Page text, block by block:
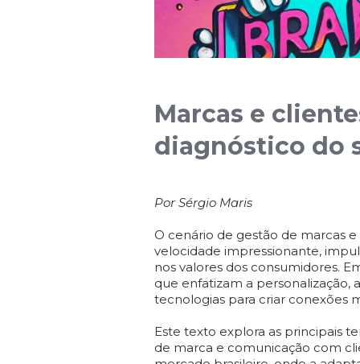
Marcas e
diagnóstico do
Por Sérgio Maris
O cenário de gestão de marcas
velocidade impressionante,
nos valores dos consumidores.
que enfatizam a personalização,
tecnologias para criar conexões
Este texto explora as principais
de marca e comunicação com